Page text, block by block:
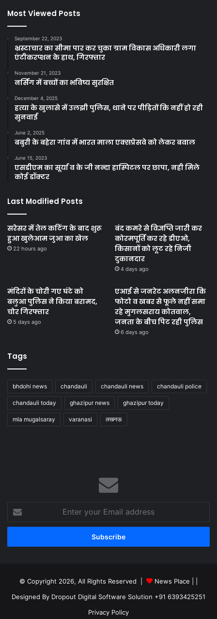
Most Viewed Posts
September 22, 2023
भ्रस्टाचार का सीमा पार कर चुका ग्राम विकास अधिकारी लगा
एंटीकरप्शन के हाथ, गिरफ्तार
November 21, 2023
नर्सिंग में बच्चों का भविष्य सुरक्षित
December 4, 2025
हत्या के खुलासे में उलझी पुलिस, थाने पर पीड़ितों कि नहीं हो रही
सुनवाई
June 2, 2025
बबुरी के बहेरा गांव में भारत माला एक्सप्रेसवे को लेकर बवाल
June 15, 2023
एसडीएम का सूर्या व के जी नन्दा हास्पिटल पर छापा, नही मिले
कोई डॉक्टर
Last Modified Posts
सरेसर में तेल कटिंग के बाद शुरू
हुआ खुलेआम जुआ का खेल
22 hours ago
बंद कमरे से विज्ञप्ति जारी कर
कोरमपूर्ति कर रहे डीएओ,
किसानों को लूट रहे निजी
दुकानदार
4 days ago
मंदिरों के चोरी गए घंटे को
बलुआ पुलिस ने किया बरामद,
चोर गिरफ्तार
5 days ago
एआई से जनरेट अलनजीरा कि
फोटो व खबर से फूले नहीं समा
रहे मुगलसराय कोतवाल,
जनता के बीच पिट रही पुलिस
6 days ago
Tags
bhdohi news chandauli chandauli news chandauli police
chandauli today ghazipur news ghazipur today
mla mugalsaray varanasi लखनऊ
your
Email
© Copyright 2026, All Rights Reserved | News Place |
Designed By Dropout Digital Software Solution +91 6393425251
Privacy Policy